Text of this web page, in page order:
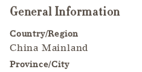
General Information
Press space or enter keys to
Country/Region
China Mainland
Province/City